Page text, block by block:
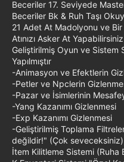
Beceriler 17. Seviyede
Beceriler Bk & Ruh Taşı
21 Adet At Madolyonu ve Bir
Atınızı Asker At Yapabilirsiniz
Geliştirilmiş Oyun ve Sistem
Yapılmıştır
-Animasyon ve Efektlerin
-Petler ve Npclerin
-Pazar ve İsimlerinin
-Yang Kazanımı Gizlenmesi
-Exp Kazanımı Gizlenmesi
-Geliştirilmiş Toplama
değildir!" (Çok seveceksiniz)
İtem Kilitleme Sistemi (Ruha